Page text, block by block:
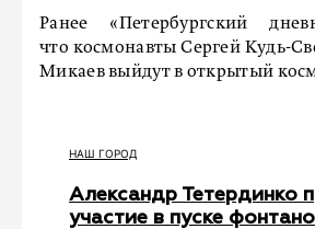
Ранее «Петербургский
что космонавты Сергей Кудь-
Микаев выйдут в открытый
НАШ ГОРОД
Александр Тетердинко
участие в пуске